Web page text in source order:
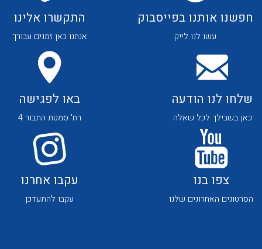
לכל מוצרי היצרן לכל מוצרי היצרן
לכל מוצרי היצרן לכל מוצרי היצרן
חפשנו אותנו בפייסבוק
עשו לנו לייק
התקשרו אלינו
אנחנו כאן זמנים עבורך
שלחו לנו הודעה
כאן בשבילך לכל שאלה
באו לפגישה
רח' סמטת התבור 4
צפו בנו
הסרטונים האחרונים שלנו
עקבו אחרנו
עקבו להתעדכן